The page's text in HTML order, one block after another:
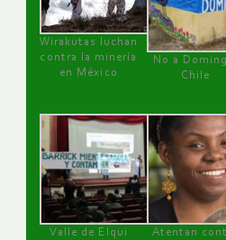
Wirakutas luchan
contra la minería
en México
No a
Chile
Valle de Elqui
Atentan